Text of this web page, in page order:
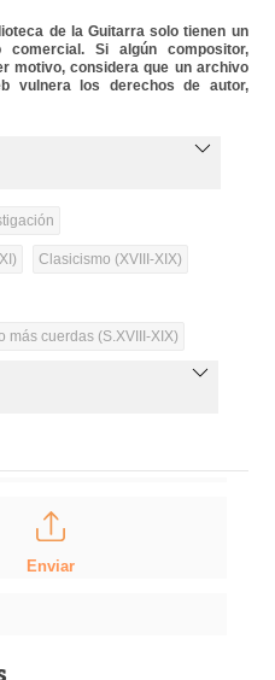
de la Guitarra solo tienen un
Si algún compositor,
motivo, considera que un archivo
vulnera los derechos de autor,
Clasicismo (XVIII-XIX)
más cuerdas (S.XVIII-XIX)
Enviar